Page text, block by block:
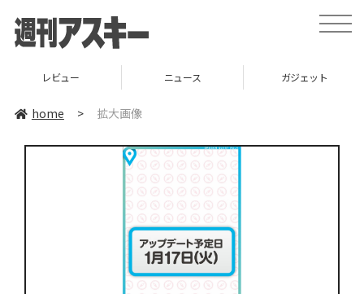
toggle
レビュー ニュース ガジェット
home > 拡大画像